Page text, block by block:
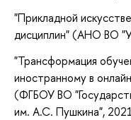
"Прикладной
дисциплин" (АНО ВО
"Трансформация
иностранному в
(ФГБОУ ВО
им. А.С. Пушкина",